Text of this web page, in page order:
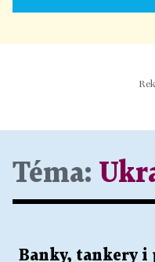
Téma:
Banky, tankery